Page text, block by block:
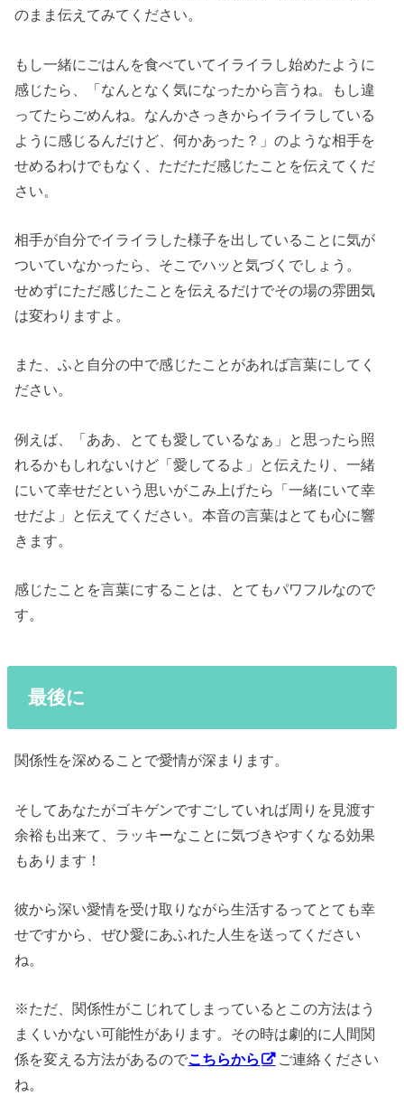
のまま伝えてみてください。
もし一緒にごはんを食べていてイライラし始めたように
感じたら、「なんとなく気になったから言うね。もし違
ってたらごめんね。なんかさっきからイライラしている
ように感じるんだけど、何かあった？」のような相手を
せめるわけでもなく、ただただ感じたことを伝えてくだ
さい。
相手が自分でイライラした様子を出していることに気が
ついていなかったら、そこでハッと気づくでしょう。
せめずにただ感じたことを伝えるだけでその場の雰囲気
は変わりますよ。
また、ふと自分の中で感じたことがあれば言葉にしてく
ださい。
例えば、「ああ、とても愛しているなぁ」と思ったら照
れるかもしれないけど「愛してるよ」と伝えたり、一緒
にいて幸せだという思いがこみ上げたら「一緒にいて幸
せだよ」と伝えてください。本音の言葉はとても心に響
きます。
感じたことを言葉にすることは、とてもパワフルなので
す。
最後に
関係性を深めることで愛情が深まります。
そしてあなたがゴキゲンですごしていれば周りを見渡す
余裕も出来て、ラッキーなことに気づきやすくなる効果
もあります！
彼から深い愛情を受け取りながら生活するってとても幸
せですから、ぜひ愛にあふれた人生を送ってください
ね。
※ただ、関係性がこじれてしまっているとこの方法はう
まくいかない可能性があります。その時は劇的に人間関
係を変える方法があるのでこちらから
ご連絡ください
ね。